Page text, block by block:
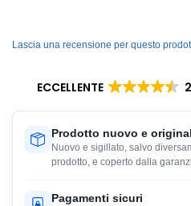
Lascia una recensione per questo
ECCELLENTE
Prodotto nuovo e
Nuovo e sigillato, salvo
prodotto, e coperto dalla
Pagamenti sicuri